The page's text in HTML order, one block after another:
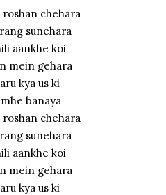
roshan chehara
sunehara
aankhe koi
mein gehara
kya us ki
banaya
roshan chehara
sunehara
aankhe koi
mein gehara
kya us ki